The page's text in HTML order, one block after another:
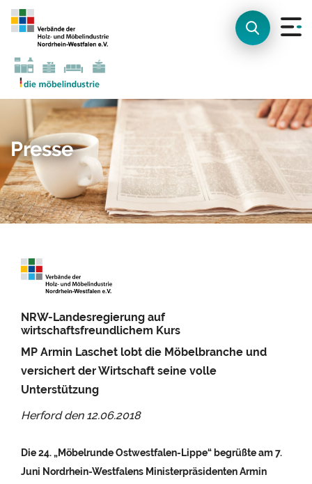
Presse
NRW-Landesregierung auf
wirtschaftsfreundlichem Kurs
MP Armin Laschet lobt die Möbelbranche und
versichert der Wirtschaft seine volle
Unterstützung
Herford den 12.06.2018
Die 24. „Möbelrunde Ostwestfalen-Lippe“ begrüßte am 7.
Juni Nordrhein-Westfalens Ministerpräsidenten Armin